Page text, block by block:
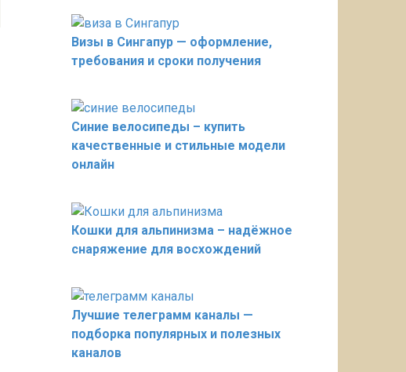
Визы в Сингапур — оформление,
требования и сроки получения
Синие велосипеды – купить
качественные и стильные модели
онлайн
Кошки для альпинизма – надёжное
снаряжение для восхождений
Лучшие телеграмм каналы —
подборка популярных и полезных
каналов